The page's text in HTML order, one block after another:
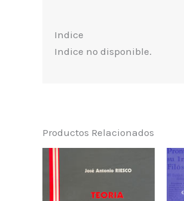
Indice
Indice no disponible.
Productos Relacionados